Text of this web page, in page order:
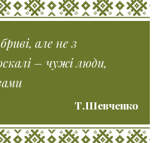
але не з
– чужі люди,
Т.Шевченко